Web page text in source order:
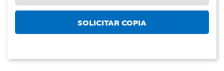
SOLICITAR COPIA